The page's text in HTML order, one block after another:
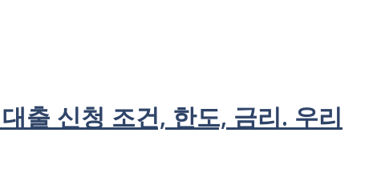
출 신청 조건, 한도, 금리. 우리